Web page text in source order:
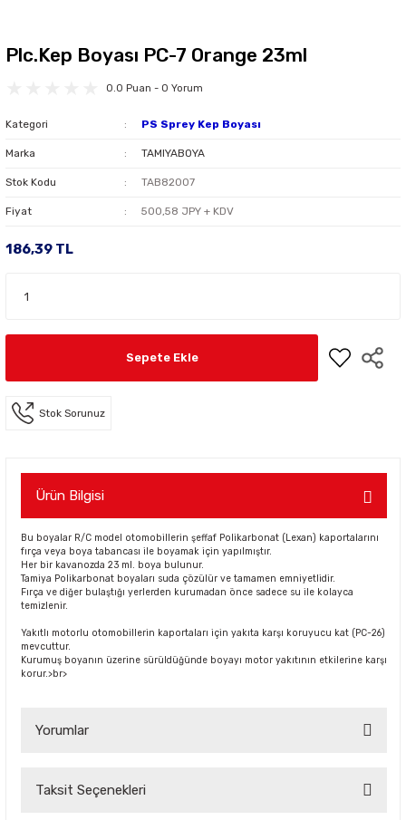
Plc.Kep Boyası PC-7 Orange 23ml
0.0 Puan - 0 Yorum
Kategori PS Sprey Kep Boyası
Marka TAMIYABOYA
Stok Kodu TAB82007
Fiyat 500,58 JPY + KDV
186,39 TL
Sepete Ekle
Stok Sorunuz
Ürün Bilgisi
Bu boyalar R/C model otomobillerin şeffaf Polikarbonat (Lexan) kaportalarını
fırça veya boya tabancası ile boyamak için yapılmıştır.
Her bir kavanozda 23 ml. boya bulunur.
Tamiya Polikarbonat boyaları suda çözülür ve tamamen emniyetlidir.
Fırça ve diğer bulaştığı yerlerden kurumadan önce sadece su ile kolayca
temizlenir.
Yakıtlı motorlu otomobillerin kaportaları için yakıta karşı koruyucu kat (PC-26)
mevcuttur.
Kurumuş boyanın üzerine sürüldüğünde boyayı motor yakıtının etkilerine karşı
korur.>br>
Yorumlar
Taksit Seçenekleri